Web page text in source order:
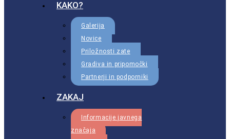
KAKO?
Galerija
Novice
Priložnosti zate
Gradiva in pripomočki
Partnerji in podporniki
ZAKAJ
Informacije javnega
značaja